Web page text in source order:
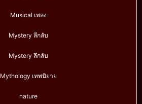
Musical เพลง
Mystery ลึกลับ
Mystery ลึกลับ
Mythology เทพนิยาย
nature